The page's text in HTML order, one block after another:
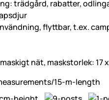
trädgård, rabatter,
flyttbar, t.ex.
nät, maskstorlek: 17 x